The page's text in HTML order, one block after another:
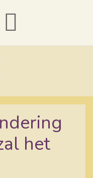
het